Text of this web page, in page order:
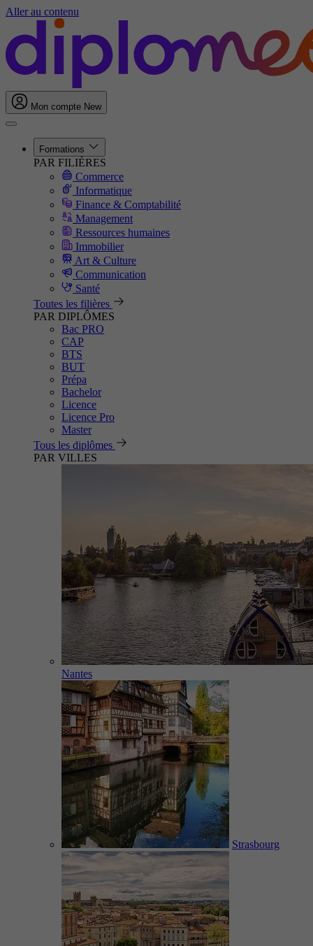
Aller au contenu
Mon compte New
Formations
PAR FILIÈRES
Commerce
Informatique
Finance & Comptabilité
Management
Ressources humaines
Immobilier
Art & Culture
Communication
Santé
Toutes les filières
PAR DIPLÔMES
Bac PRO
CAP
BTS
BUT
Prépa
Bachelor
Licence
Licence Pro
Master
Tous les diplômes
PAR VILLES
Nantes
Strasbourg